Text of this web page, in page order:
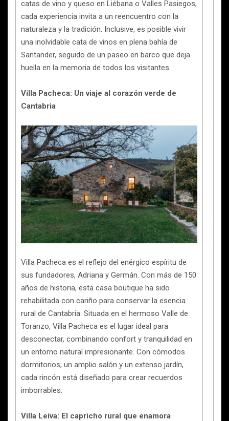
catas de vino y queso en Liébana o Valles Pasiegos,
cada experiencia invita a un reencuentro con la
naturaleza y la tradición. Inclusive, es posible vivir
una inolvidable cata de vinos en plena bahía de
Santander, seguido de un paseo en barco que deja
huella en la memoria de todos los visitantes.
Villa Pacheca: Un viaje al corazón verde de
Cantabria
Villa Pacheca es el reflejo del enérgico espíritu de
sus fundadores, Adriana y Germán. Con más de 150
años de historia, esta casa boutique ha sido
rehabilitada con cariño para conservar la esencia
rural de Cantabria. Situada en el hermoso Valle de
Toranzo, Villa Pacheca es el lugar ideal para
desconectar, combinando confort y tranquilidad en
un entorno natural impresionante. Con cómodos
dormitorios, un amplio salón y un extenso jardín,
cada rincón está diseñado para crear recuerdos
imborrables.
Villa Leiva: El capricho rural que enamora